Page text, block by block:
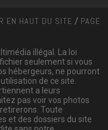
EN HAUT DU SITE / PAGE
illégal. La loi
seulement si vous
hébergeurs, ne pourront
de ce site.
a leurs
pas voir vos photos
Toute
et des dossiers du site